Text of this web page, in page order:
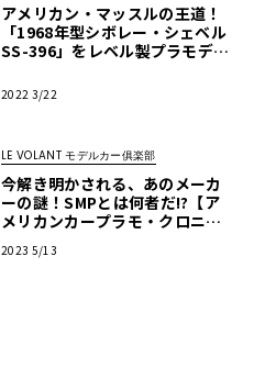
アメリカン・マッスルの王道！
「1968年型シボレー・シェベル
SS-396」をレベル製プラモデル
2022 3/22
LE VOLANT モデルカー俱楽部
今解き明かされる、あのメーカ
ーの謎！SMPとは何者だ!?【ア
メリカンカープラモ・クロニク
2023 5/13